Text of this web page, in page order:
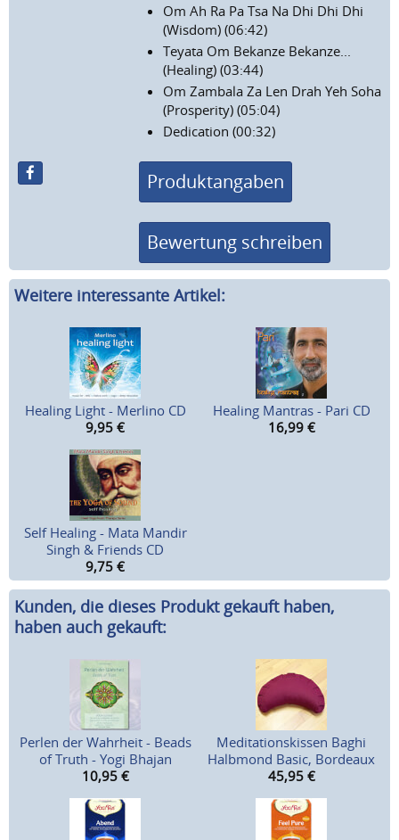
Om Ah Ra Pa Tsa Na Dhi Dhi Dhi
(Wisdom) (06:42)
Teyata Om Bekanze Bekanze...
(Healing) (03:44)
Om Zambala Za Len Drah Yeh Soha
(Prosperity) (05:04)
Dedication (00:32)
Produktangaben
Bewertung schreiben
Weitere interessante Artikel:
Healing Light - Merlino CD
9,95 €
Healing Mantras - Pari CD
16,99 €
Self Healing - Mata Mandir
Singh & Friends CD
9,75 €
Kunden, die dieses Produkt gekauft haben,
haben auch gekauft:
Perlen der Wahrheit - Beads
of Truth - Yogi Bhajan
10,95 €
Meditationskissen Baghi
Halbmond Basic, Bordeaux
45,95 €